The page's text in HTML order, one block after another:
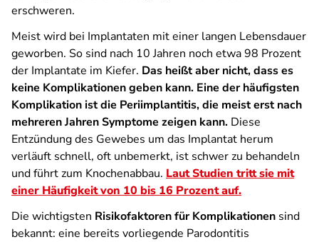
erschweren.
Meist wird bei Implantaten mit einer langen Lebensdauer
geworben. So sind nach 10 Jahren noch etwa 98 Prozent
der Implantate im Kiefer. Das heißt aber nicht, dass es
keine Komplikationen geben kann. Eine der häufigsten
Komplikation ist die Periimplantitis, die meist erst nach
mehreren Jahren Symptome zeigen kann. Diese
Entzündung des Gewebes um das Implantat herum
verläuft schnell, oft unbemerkt, ist schwer zu behandeln
und führt zum Knochenabbau. Laut Studien tritt sie mit
einer Häufigkeit von 10 bis 16 Prozent auf.
Die wichtigsten Risikofaktoren für Komplikationen sind
bekannt: eine bereits vorliegende Parodontitis